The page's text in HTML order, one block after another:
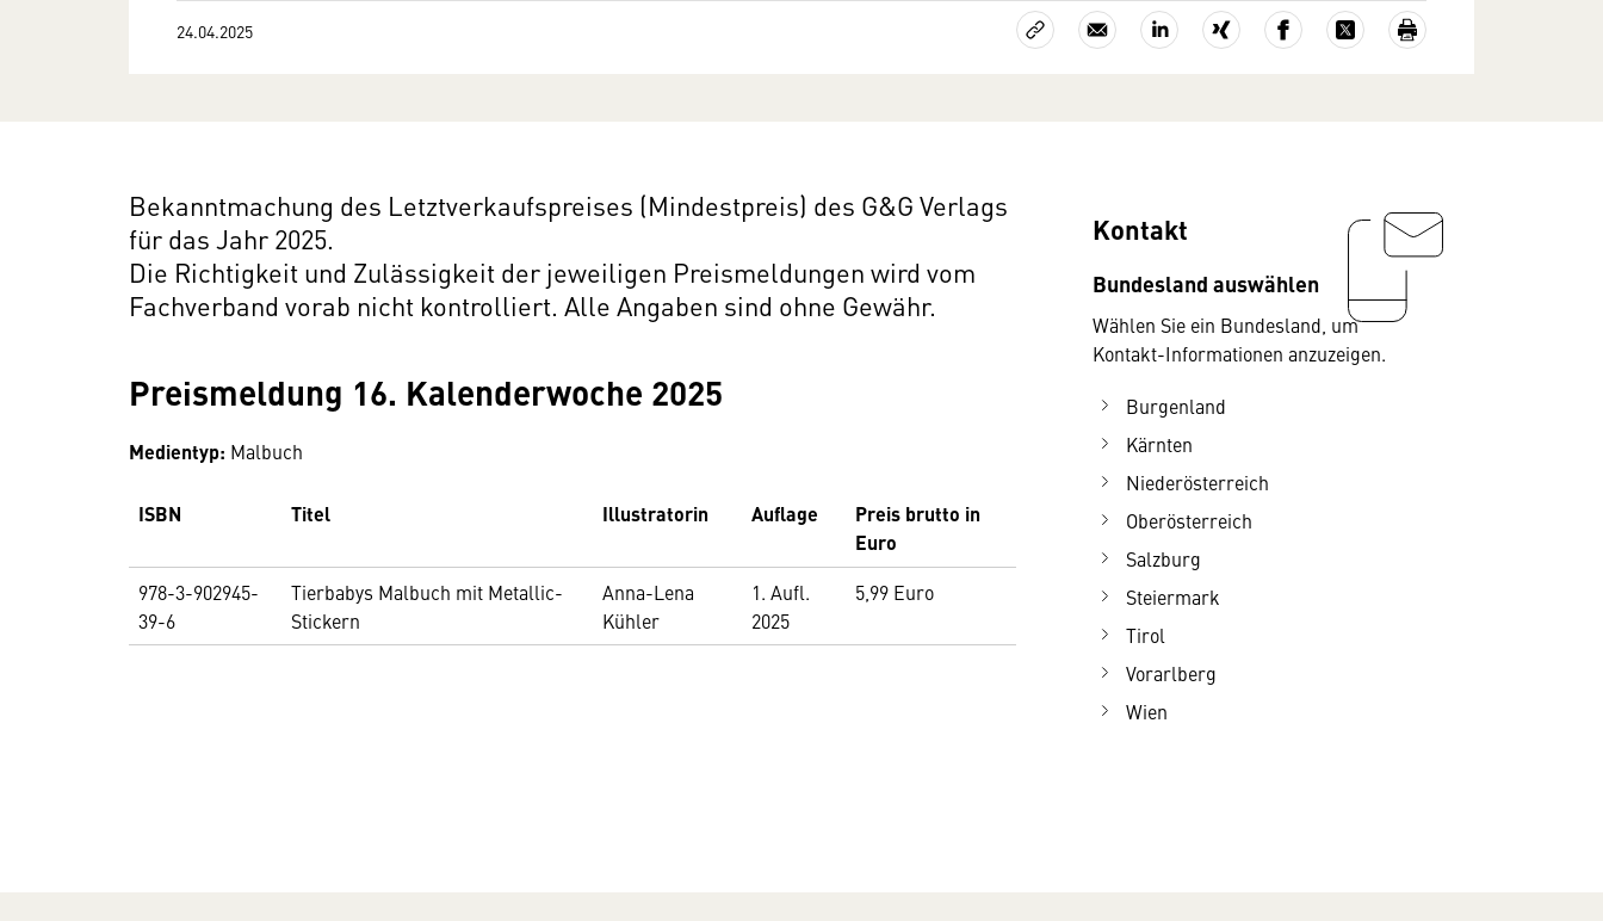
24.04.2025
Bekanntmachung des Letztverkaufspreises (Mindestpreis) des G&G Verlags
für das Jahr 2025.
Die Richtigkeit und Zulässigkeit der jeweiligen Preismeldungen wird vom
Fachverband vorab nicht kontrolliert. Alle Angaben sind ohne Gewähr.
Preismeldung 16. Kalenderwoche 2025
Medientyp: Malbuch
ISBN Titel Illustratorin Auflage
Preis brutto in
Euro
978-3-902945-
39-6
Tierbabys Malbuch mit Metallic-
Stickern
Anna-Lena
Kühler
1. Aufl.
2025
5,99 Euro
Kontakt
Bundesland auswählen
Wählen Sie ein Bundesland, um
Kontakt-Informationen anzuzeigen.
Burgenland
Kärnten
Niederösterreich
Oberösterreich
Salzburg
Steiermark
Tirol
Vorarlberg
Wien